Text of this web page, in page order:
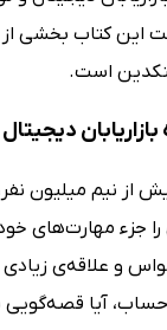
این کتاب بخشی
است.
دیجیتال
از نیم میلیون
جزء مهارت‌های
و علاقه‌ی
حساب، آیا قصه‌گویی